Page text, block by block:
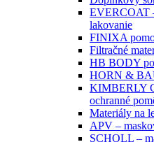
EVERCOAT
lakovanie
FINIXA
Filtračné
HB BODY
HORN &
KIMBERLY
ochranné
Materiály na
APV –
SCHOLL –